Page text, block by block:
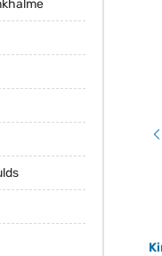
- einfachste